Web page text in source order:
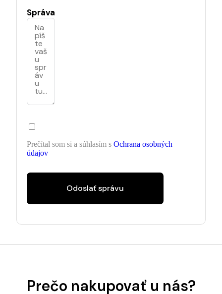
Správa
Prečítal som si a súhlasím s Ochrana osobných
údajov
Odoslať správu
Prečo nakupovať u nás?